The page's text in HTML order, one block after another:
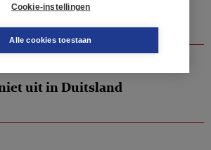
Cookie-instellingen
Alle cookies toestaan
Master Entrepreneur
uit in Duitsland